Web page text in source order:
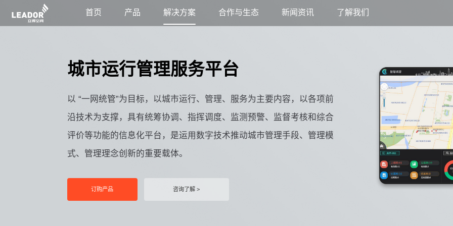
首页 产品 解决方案 合作与生态 新闻资讯 了解我们
城市运行管理服务平台
以 “一网统管”为目标，以城市运行、管理、服务为主要内容，以各项前
沿技术为支撑，具有统筹协调、指挥调度、监测预警、监督考核和综合
评价等功能的信息化平台，是运用数字技术推动城市管理手段、管理模
式、管理理念创新的重要载体。
订购产品 咨询了解 >